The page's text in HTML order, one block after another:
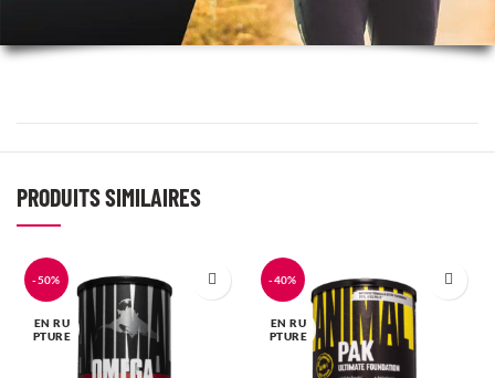
PRODUITS SIMILAIRES
-50%
EN RU
PTURE
-40%
EN RU
PTURE